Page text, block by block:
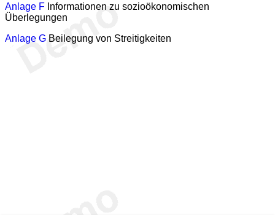
Anlage F Informationen zu sozioökonomischen
Überlegungen
Anlage G Beilegung von Streitigkeiten